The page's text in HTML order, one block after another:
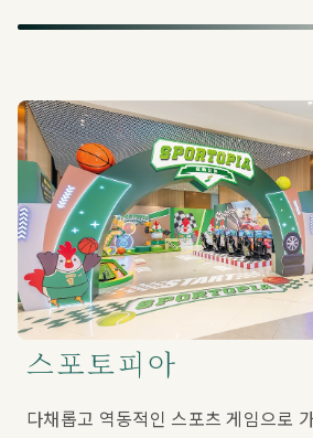
스포토피아
다채롭고 역동적인 스포츠 게임으로